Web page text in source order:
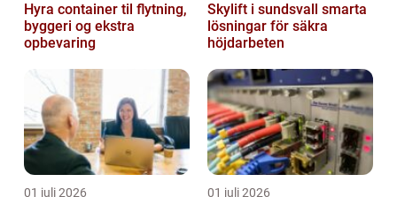
Hyra container til flytning,
byggeri og ekstra
opbevaring
Skylift i sundsvall smarta
lösningar för säkra
höjdarbeten
01 juli 2026 01 juli 2026